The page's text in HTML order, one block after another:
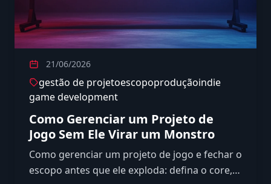
21/06/2026
gestão de projetoescopoproduçãoindie
game development
Como Gerenciar um Projeto de
Jogo Sem Ele Virar um Monstro
Como gerenciar um projeto de jogo e fechar o
escopo antes que ele exploda: defina o core,